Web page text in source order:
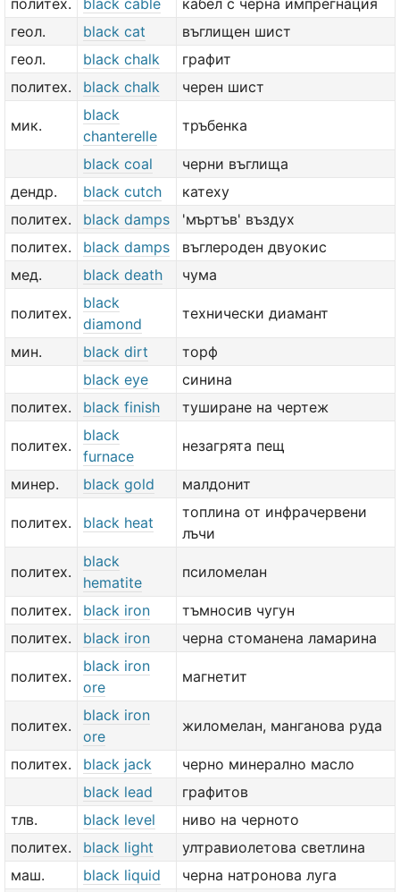
политех. black cable
кабел с черна импрегнация
геол.
black cat
въглищен шист
геол.
black chalk
графит
политех.
black chalk черен шист
мик.
black
chanterelle
тръбенка
black coal
черни въглища
дендр.
black cutch
катеху
политех.
black damps
'мъртъв' въздух
политех.
black damps
въглероден двуокис
мед.
black death чума
политех.
black
diamond
технически диамант
мин. black dirt
торф
black eye
синина
политех.
black finish туширане на чертеж
политех.
black
furnace
незагрята пещ
минер. black gold малдонит
политех. black heat
топлина от инфрачервени
лъчи
политех.
black
hematite
псиломелан
политех. black iron
тъмносив чугун
политех.
black iron черна стоманена ламарина
политех.
black iron
ore
магнетит
политех.
black iron
ore
жиломелан, манганова руда
политех. black jack
черно минерално масло
black lead
графитов
тлв.
black level
ниво на черното
политех.
black light
ултравиолетова светлина
маш.
black liquid
черна натронова луга